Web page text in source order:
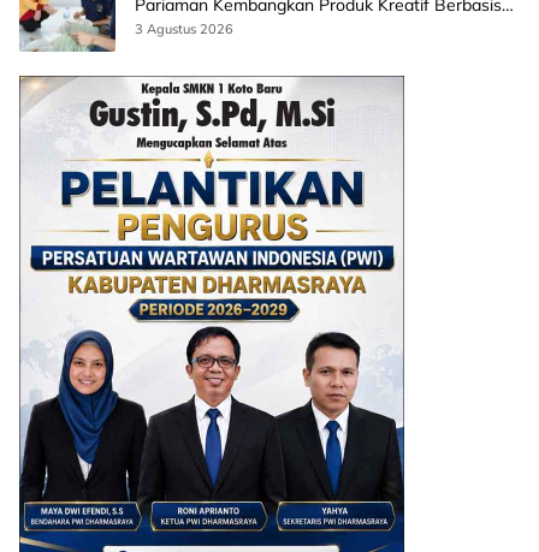
Pariaman Kembangkan Produk Kreatif Berbasis
AI
3 Agustus 2026